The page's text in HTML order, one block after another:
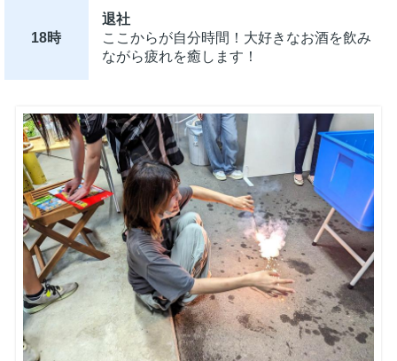
18時
退社
ここからが自分時間！大好きなお酒を飲み
ながら疲れを癒します！